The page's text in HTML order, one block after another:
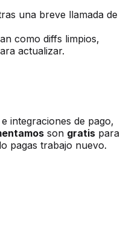
una breve llamada de
como diffs limpios,
actualizar.
integraciones de pago,
son gratis para
pagas trabajo nuevo.